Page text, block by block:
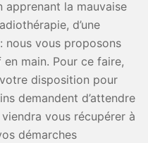
apprenant la mauvaise
d’une
nous vous proposons
main. Pour ce faire,
disposition pour
demandent d’attendre
vous récupérer à
démarches